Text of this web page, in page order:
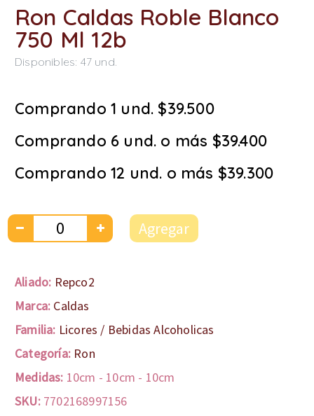
Ron Caldas Roble Blanco
750 Ml 12b
Disponibles: 47 und.
Comprando 1 und. $39.500
Comprando 6 und. o más $39.400
Comprando 12 und. o más $39.300
Agregar
Aliado: Repco2
Marca: Caldas
Familia: Licores / Bebidas Alcoholicas
Categoría: Ron
Medidas: 10cm - 10cm - 10cm
SKU: 7702168997156